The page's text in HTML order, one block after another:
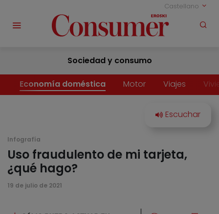
Castellano
Sociedad y consumo
Economía doméstica Motor Viajes
Infografía
Uso fraudulento de mi tarjeta,
¿qué hago?
19 de julio de 2021